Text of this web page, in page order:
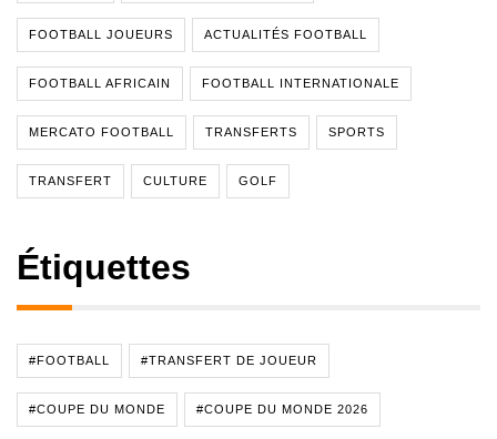
FOOTBALL JOUEURS ACTUALITÉS FOOTBALL
FOOTBALL AFRICAIN FOOTBALL INTERNATIONALE
MERCATO FOOTBALL TRANSFERTS SPORTS
TRANSFERT CULTURE GOLF
Étiquettes
#FOOTBALL #TRANSFERT DE JOUEUR
#COUPE DU MONDE #COUPE DU MONDE 2026